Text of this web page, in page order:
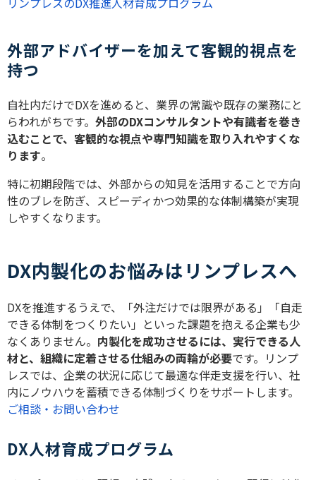
外部アドバイザーを加えて客観的視点を
持つ
自社内だけでDXを進めると、業界の常識や既存の業務にと
らわれがちです。 外部のDXコンサルタントや有識者を巻き
込むことで、客観的な視点や専門知識を取り入れやすくな
ります。
特に初期段階では、外部からの知見を活用することで方向
性のブレを防ぎ、スピーディかつ効果的な体制構築が実現
しやすくなります。
DX内製化のお悩みはリンプレスへ
DXを推進するうえで、「外注だけでは限界がある」「自走
できる体制をつくりたい」といった課題を抱える企業も少
なくありません。 内製化を成功させるには、実行できる人
材と、組織に定着させる仕組みの両輪が必要です。リンプ
レスでは、企業の状況に応じて最適な伴走支援を行い、社
内にノウハウを蓄積できる体制づくりをサポートします。
ご相談・お問い合わせ
DX人材育成プログラム